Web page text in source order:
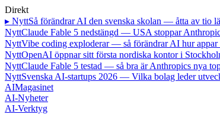
Direkt
▸ NyttSå förändrar AI den svenska skolan — åtta av tio
NyttClaude Fable 5 nedstängd — USA stoppar
NyttVibe coding exploderar — så förändrar AI hur appar
NyttOpenAI öppnar sitt första nordiska kontor i
NyttClaude Fable 5 testad — så bra är Anthropics nya
NyttSvenska AI-startups 2026 — Vilka bolag leder
AIMagasinet
AI-Nyheter
AI-Verktyg